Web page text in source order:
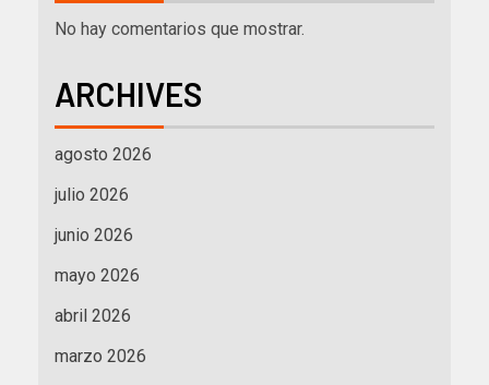
No hay comentarios que mostrar.
ARCHIVES
agosto 2026
julio 2026
junio 2026
mayo 2026
abril 2026
marzo 2026